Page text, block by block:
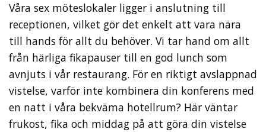
Våra sex möteslokaler ligger i anslutning till
receptionen, vilket gör det enkelt att vara nära
till hands för allt du behöver. Vi tar hand om allt
från härliga fikapauser till en god lunch som
avnjuts i vår restaurang. För en riktigt avslappnad
vistelse, varför inte kombinera din konferens med
en natt i våra bekväma hotellrum? Här väntar
frukost, fika och middag på att göra din vistelse